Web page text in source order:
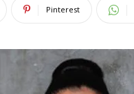
Pinterest